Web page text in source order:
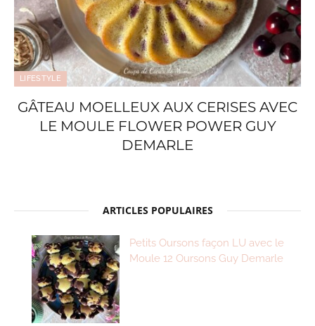
LIFESTYLE
GÂTEAU MOELLEUX AUX CERISES AVEC
LE MOULE FLOWER POWER GUY
DEMARLE
ARTICLES POPULAIRES
Petits Oursons façon LU avec le
Moule 12 Oursons Guy Demarle